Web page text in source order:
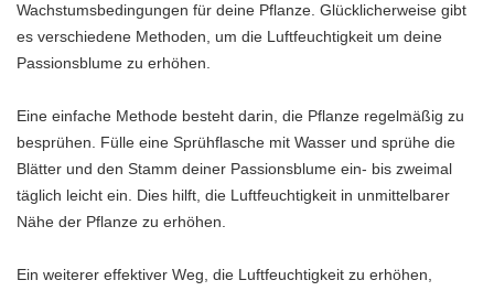
Wachstumsbedingungen für deine Pflanze. Glücklicherweise gibt
es verschiedene Methoden, um die Luftfeuchtigkeit um deine
Passionsblume zu erhöhen.
Eine einfache Methode besteht darin, die Pflanze regelmäßig zu
besprühen. Fülle eine Sprühflasche mit Wasser und sprühe die
Blätter und den Stamm deiner Passionsblume ein- bis zweimal
täglich leicht ein. Dies hilft, die Luftfeuchtigkeit in unmittelbarer
Nähe der Pflanze zu erhöhen.
Ein weiterer effektiver Weg, die Luftfeuchtigkeit zu erhöhen,